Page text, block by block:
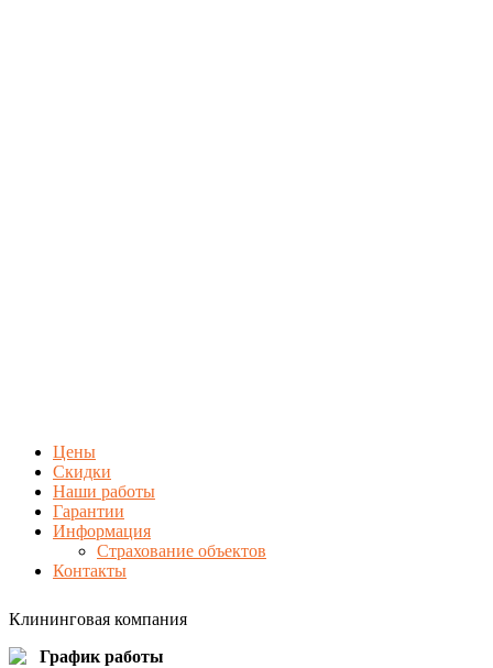
Цены
Скидки
Наши работы
Гарантии
Информация
Страхование объектов
Контакты
Клининговая компания
График работы